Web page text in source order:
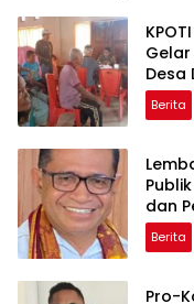
Desa
Berita
dan
Berita
Pro-